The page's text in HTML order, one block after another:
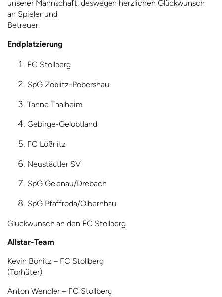
unserer Mannschaft, deswegen herzlichen Glückwunsch
an Spieler und
Betreuer.
Endplatzierung
FC Stollberg
SpG Zöblitz-Pobershau
Tanne Thalheim
Gebirge-Gelobtland
FC Lößnitz
Neustädtler SV
SpG Gelenau/Drebach
SpG Pfaffroda/Olbernhau
Glückwunsch an den FC Stollberg
Allstar-Team
Kevin Bonitz – FC Stollberg
(Torhüter)
Anton Wendler – FC Stollberg